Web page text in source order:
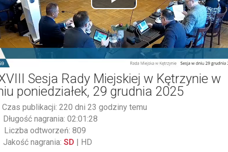
Play
Video
Sesja Rady Miejskiej w Kętrzynie w
poniedziałek, 29 grudnia 2025
Czas publikacji: 220 dni 23 godziny temu
Długość nagrania: 02:01:28
Liczba odtworzeń: 809
Jakość nagrania: SD | HD